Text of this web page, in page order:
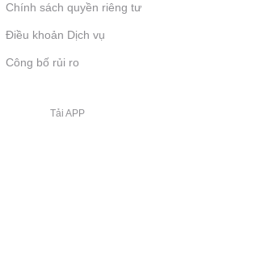
Chính sách quyền riêng tư
Điều khoản Dịch vụ
Công bố rủi ro
Tải APP